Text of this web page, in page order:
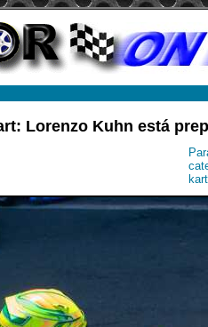
Lorenzo Kuhn está